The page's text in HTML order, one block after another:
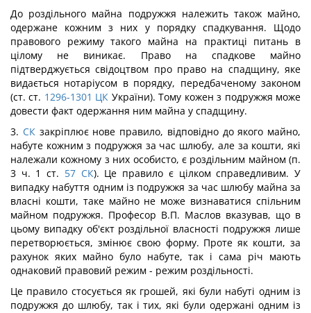
До роздільного майна подружжя належить також майно,
одержане кожним з них у порядку спадкування. Щодо
правового режиму такого майна на практиці питань в
цілому не виникає. Право на спадкове майно
підтверджується свідоцтвом про право на спадщину, яке
видається нотаріусом в порядку, передбаченому законом
(ст. ст. 1296-1301 ЦК України). Тому кожен з подружжя може
довести факт одержання ним майна у спадщину.
3. СКзакріплює нове правило, відповідно до якого майно,
набуте кожним з подружжя за час шлюбу, але за кошти, які
належали кожному з них особисто, є роздільним майном (п.
3 ч. 1 ст. 57 СК). Це правило є цілком справедливим. У
випадку набуття одним із подружжя за час шлюбу майна за
власні кошти, таке майно не може визнаватися спільним
майном подружжя. Професор В.П. Маслов вказував, що в
цьому випадку об'єкт роздільної власності подружжя лише
перетворюється, змінює свою форму. Проте як кошти, за
рахунок яких майно було набуте, так і сама річ мають
однаковий правовий режим - режим роздільності.
Це правило стосується як грошей, які були набуті одним із
подружжя до шлюбу, так і тих, які були одержані одним із